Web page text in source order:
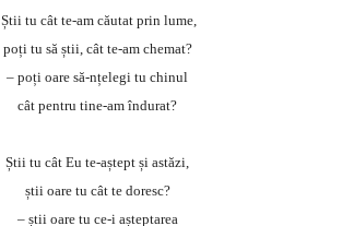
Știi tu cât te-am căutat prin lume,
poți tu să știi, cât te-am chemat?
– poți oare să-nțelegi tu chinul
cât pentru tine-am îndurat?
Știi tu cât Eu te-aștept și astăzi,
știi oare tu cât te doresc?
– știi oare tu ce-i așteptarea